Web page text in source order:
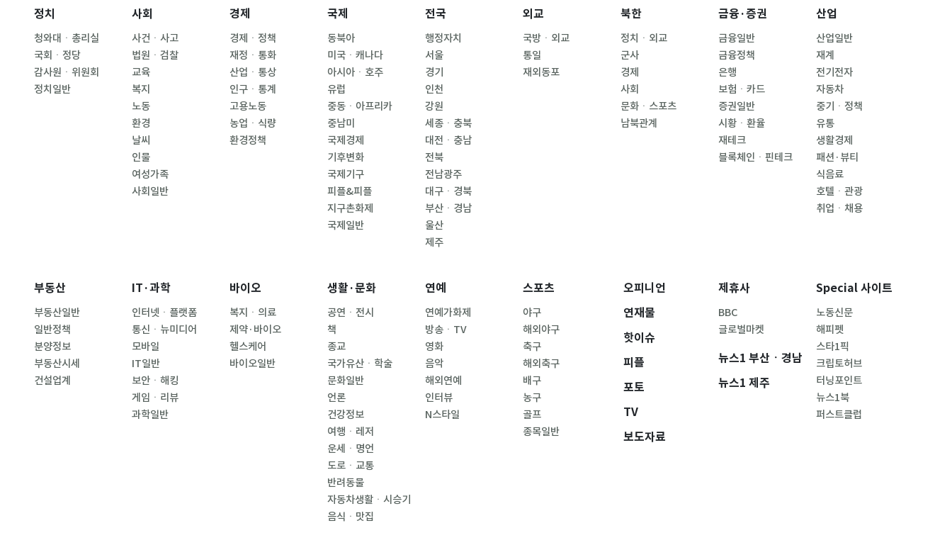
정치
청와대ㆍ총리실
국회ㆍ정당
감사원ㆍ위원회
정치일반
사회
사건ㆍ사고
법원ㆍ검찰
교육
복지
노동
환경
날씨
인물
여성가족
사회일반
경제
경제ㆍ정책
재정ㆍ통화
산업ㆍ통상
인구ㆍ통계
고용노동
농업ㆍ식량
환경정책
국제
동북아
미국ㆍ캐나다
아시아ㆍ호주
유럽
중동ㆍ아프리카
중남미
국제경제
기후변화
국제기구
피플&피플
지구촌화제
국제일반
전국
행정자치
서울
경기
인천
강원
세종ㆍ충북
대전ㆍ충남
전북
전남광주
대구ㆍ경북
부산ㆍ경남
울산
제주
외교
국방ㆍ외교
통일
재외동포
북한
정치ㆍ외교
군사
경제
사회
문화ㆍ스포츠
남북관계
금융·증권
금융일반
금융정책
은행
보험ㆍ카드
증권일반
시황ㆍ환율
재테크
블록체인ㆍ핀테크
산업
산업일반
재계
전기전자
자동차
중기ㆍ정책
유통
생활경제
패션·뷰티
식음료
호텔ㆍ관광
취업ㆍ채용
부동산
부동산일반
일반정책
분양정보
부동산시세
건설업계
IT·과학
인터넷ㆍ플랫폼
통신ㆍ뉴미디어
모바일
IT일반
보안ㆍ해킹
게임ㆍ리뷰
과학일반
바이오
복지ㆍ의료
제약·바이오
헬스케어
바이오일반
생활·문화
공연ㆍ전시
책
종교
국가유산ㆍ학술
문화일반
언론
건강정보
여행ㆍ레저
운세ㆍ명언
도로ㆍ교통
반려동물
자동차생활ㆍ시승기
음식ㆍ맛집
연예
연예가화제
방송ㆍTV
영화
음악
해외연예
인터뷰
N스타일
스포츠
야구
해외야구
축구
해외축구
배구
농구
골프
종목일반
오피니언
연재물
핫이슈
피플
포토
TV
보도자료
제휴사
BBC
글로벌마켓
뉴스1 부산ㆍ경남
뉴스1 제주
Special 사이트
노동신문
해피펫
스타1픽
크립토허브
터닝포인트
뉴스1북
퍼스트클럽